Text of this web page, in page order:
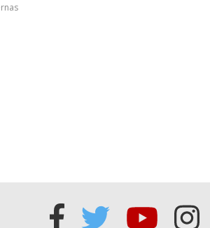
Acessar
Acessar